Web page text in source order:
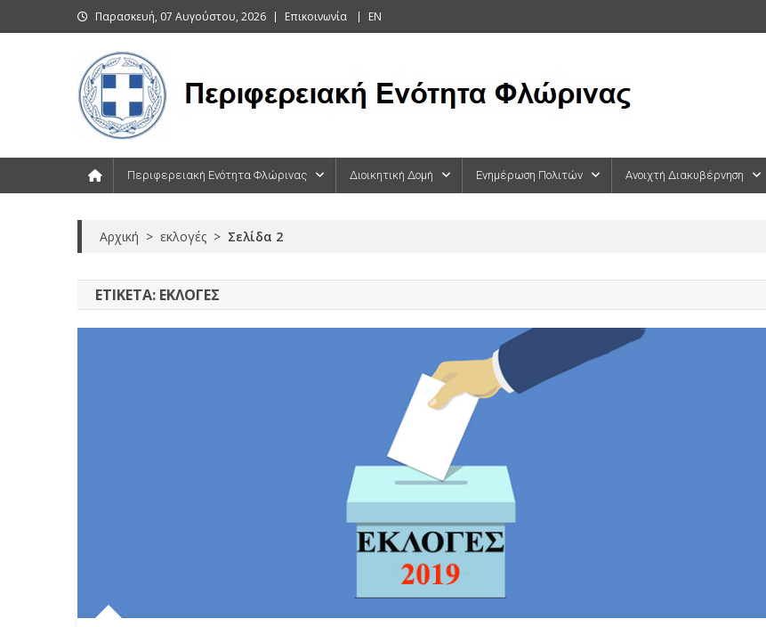
to
Παρασκευή, 07 Αυγούστου, 2026 Επικοινωνία EN
Περιφερειακή Ενότητα Φλώρινας Διοικητική Δομή Ενημέρωση Πολιτών Ανοιχτή Διακυβέρνηση
Αρχική > εκλογές > Σελίδα 2
ΕΤΙΚΈΤΑ: ΕΚΛΟΓΈΣ